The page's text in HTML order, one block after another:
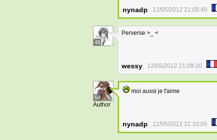
nynadp 12/05/2012 21:05:40
46
Perverse >_ <
wessy 12/05/2012 21:09:20
54
Author
moi aussi je t'aime
nynadp 12/05/2012 21:10:05